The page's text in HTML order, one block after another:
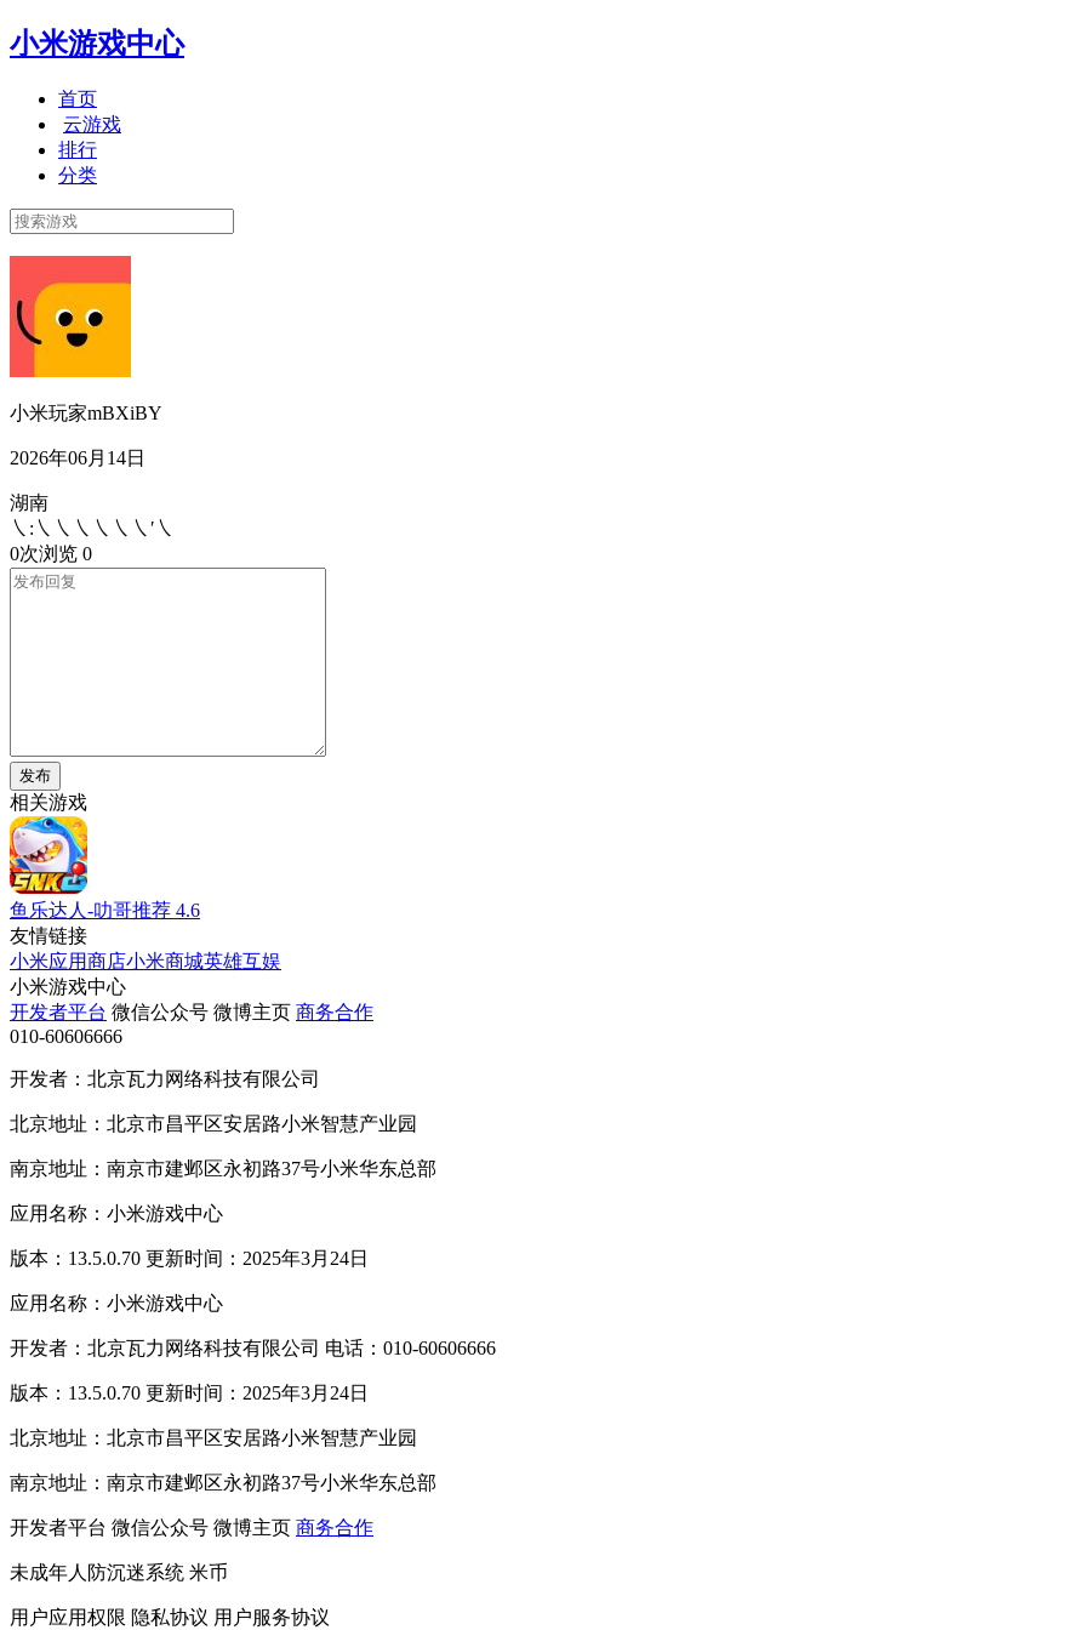
小米游戏中心
首页
云游戏
排行
分类
小米玩家mBXiBY
2026年06月14日
湖南
㇏:㇏㇏㇏㇏㇏㇏′㇏
0次浏览 0
发布
相关游戏
鱼乐达人-叻哥推荐 4.6
友情链接
小米应用商店小米商城英雄互娱
小米游戏中心
开发者平台 微信公众号 微博主页 商务合作
010-60606666
开发者：北京瓦力网络科技有限公司
北京地址：北京市昌平区安居路小米智慧产业园
南京地址：南京市建邺区永初路37号小米华东总部
应用名称：小米游戏中心
版本：13.5.0.70 更新时间：2025年3月24日
应用名称：小米游戏中心
开发者：北京瓦力网络科技有限公司 电话：010-60606666
版本：13.5.0.70 更新时间：2025年3月24日
北京地址：北京市昌平区安居路小米智慧产业园
南京地址：南京市建邺区永初路37号小米华东总部
开发者平台 微信公众号 微博主页 商务合作
未成年人防沉迷系统 米币
用户应用权限 隐私协议 用户服务协议